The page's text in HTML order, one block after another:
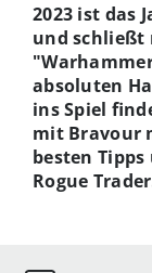
2023 ist das
und schließt
absoluten
ins Spiel
mit Bravour
besten
Rogue